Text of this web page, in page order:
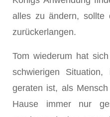
alles zu ändern, sollte
zurückerlangen.
Tom wiederum hat
schwierigen
geraten ist, als
Hause immer nur